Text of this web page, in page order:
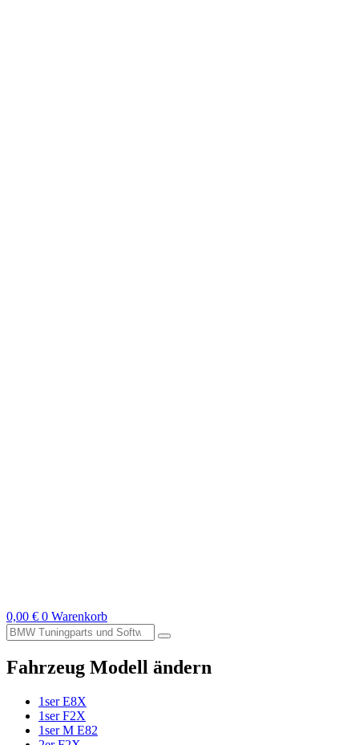
0,00 € 0 Warenkorb
Suche
nach:
Fahrzeug Modell ändern
1ser E8X
1ser F2X
1ser M E82